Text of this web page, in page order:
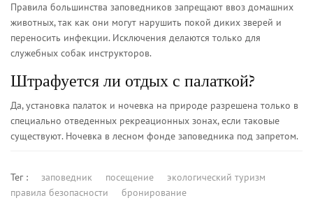
Правила большинства заповедников запрещают ввоз домашних
животных, так как они могут нарушить покой диких зверей и
переносить инфекции. Исключения делаются только для
служебных собак инструкторов.
Штрафуется ли отдых с палаткой?
Да, установка палаток и ночевка на природе разрешена только в
специально отведенных рекреационных зонах, если таковые
существуют. Ночевка в лесном фонде заповедника под запретом.
Тег : заповедник посещение
экологический туризм
правила безопасности
бронирование